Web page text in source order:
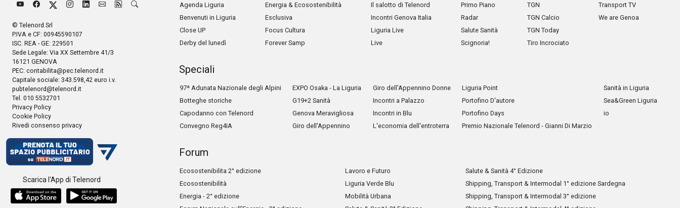
© Telenord Srl
P.IVA e CF: 00945590107
ISC. REA - GE: 229501
Sede Legale: Via XX Settembre 41/3
16121 GENOVA
PEC: contabilita@pec.telenord.it
Capitale sociale: 343.598,42 euro i.v.
pubtelenord@telenord.it
Tel. 010 5532701
Privacy Policy
Cookie Policy
Rivedi consenso privacy
Scarica l'App di Telenord
Agenda Liguria
Benvenuti in Liguria
Close UP
Derby del lunedì
Energia & Ecosostenibilità
Esclusiva
Focus Cultura
Forever Samp
Il salotto di Telenord
Incontri Genova Italia
Liguria Live
Live
Primo Piano
Radar
Salute Sanità
Scignoria!
TGN
TGN Calcio
TGN Today
Tiro Incrociato
Transport TV
We are Genoa
Speciali
97ª Adunata Nazionale degli Alpini
Botteghe storiche
Capodanno con Telenord
Convegno Reg4IA
EXPO Osaka - La Liguria
G19+2 Sanità
Genova Meravigliosa
Giro dell'Appennino
Giro dell'Appennino Donne
Incontri a Palazzo
Incontri in Blu
L'economia dell'entroterra
Liguria Point
Portofino D'autore
Portofino Days
Premio Nazionale Telenord - Gianni Di Marzio
Sanità in Liguria
Sea&Green Liguria
io
Forum
Ecosostenibilita 2° edizione
Ecosostenibilità
Energia - 2° edizione
Lavoro e Futuro
Liguria Verde Blu
Mobilità Urbana
Salute & Sanità 4° Edizione
Shipping, Transport & Intermodal 1° edizione Sardegna
Shipping, Transport & Intermodal 3° edizione